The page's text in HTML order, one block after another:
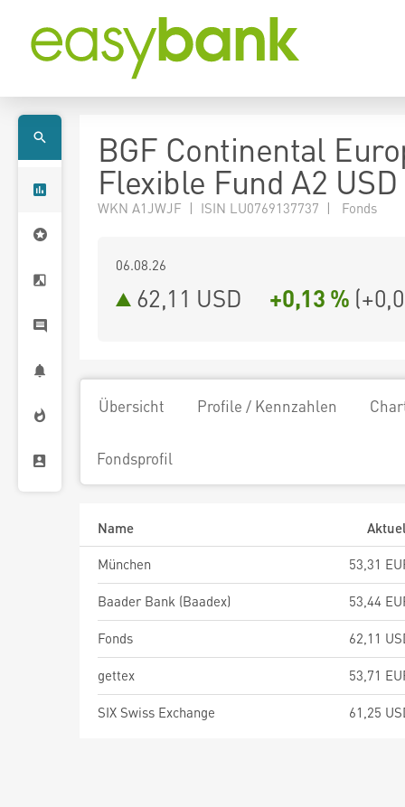
BGF Continental
Flexible Fund A2 USD
WKN A1JWJF | ISIN LU0769137737 | Fonds
06.08.26
62,11 USD +0,13 % (
Übersicht Profile / Kennzahlen
Fondsprofil
Name
München
53,31
Baader Bank (Baadex) 53,44
Fonds 62,11
gettex 53,71
SIX Swiss Exchange 61,25